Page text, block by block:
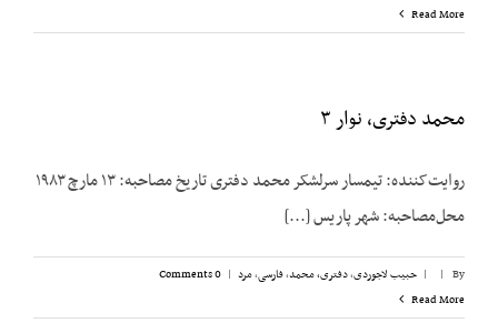
Read More
محمد دفتری، نوار ۳
روایت‌کننده: تیمسار سرلشکر محمد دفتری تاریخ مصاحبه: ۱۳ مارچ ۱۹۸۳
محل‌مصاحبه: شهر پاریس [...]
By
|
| حبیب لاجوردی,دفتری، ‌محمد,فارسی,مرد |
0 Comments
Read More